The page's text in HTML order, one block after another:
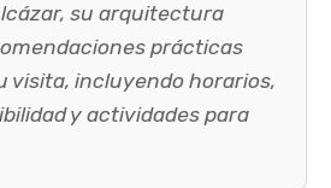
su arquitectura
prácticas
visita, incluyendo horarios,
y actividades para